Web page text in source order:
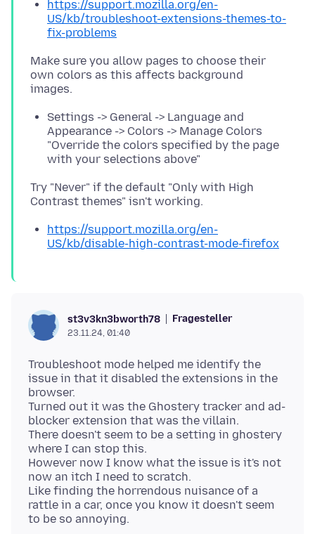
https://support.mozilla.org/en-
US/kb/troubleshoot-extensions-themes-to-
fix-problems
Make sure you allow pages to choose their
own colors as this affects background
Settings -> General -> Language and
Appearance -> Colors -> Manage Colors
"Override the colors specified by the page
with your selections above"
Try "Never" if the default "Only with High
https://support.mozilla.org/en-
US/kb/disable-high-contrast-mode-firefox
st3v3kn3bworth78 Fragesteller
23.11.24, 01:40
Troubleshoot mode helped me identify the
issue in that it disabled the extensions in the
browser.
Turned out it was the Ghostery tracker and ad-
blocker extension that was the villain.
There doesn't seem to be a setting in ghostery
where I can stop this.
However now I know what the issue is it's not
now an itch I need to scratch.
Like finding the horrendous nuisance of a
rattle in a car, once you know it doesn't seem